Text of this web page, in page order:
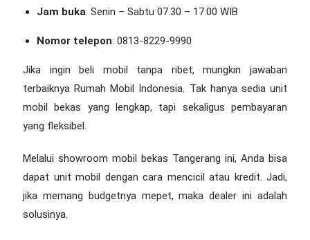
Jam buka: Senin – Sabtu 07.30 – 17.00 WIB
Nomor telepon: 0813-8229-9990
Jika ingin beli mobil tanpa ribet, mungkin jawaban
terbaiknya Rumah Mobil Indonesia. Tak hanya sedia unit
mobil bekas yang lengkap, tapi sekaligus pembayaran
yang fleksibel.
Melalui showroom mobil bekas Tangerang ini, Anda bisa
dapat unit mobil dengan cara mencicil atau kredit. Jadi,
jika memang budgetnya mepet, maka dealer ini adalah
solusinya.